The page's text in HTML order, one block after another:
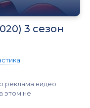
3 сезон
реклама видео
этом не